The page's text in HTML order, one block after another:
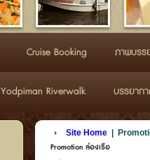
Cruise Booking ภาพบรร
Yodpiman Riverwalk บรรยาก
Site Home
Promotion ล่องเรือ